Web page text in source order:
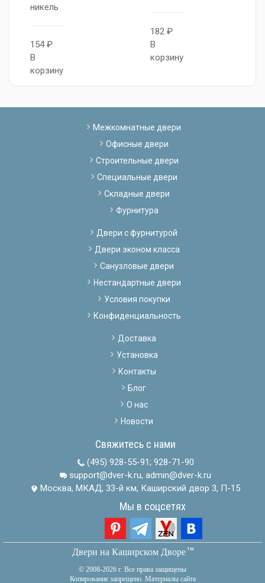
никель
154 ₽
В
корзину
182 ₽
В
корзину
Межкомнатные двери
Офисные двери
Строительные двери
Специальные двери
Складные двери
Фурнитура
Двери с фурнитурой
Двери эконом класса
Санузловые двери
Нестандартные двери
Условия покупки
Конфиденциальность
Доставка
Установка
Контакты
Блог
О нас
Новости
Свяжитесь с нами
(495) 928-55-91; 928-71-90
support@dver-k.ru, admin@dver-k.ru
Москва, МКАД, 33-й км, Каширский двор 3, П-15
Мы в соцсетях
Двери на Каширском Дворетм
© 2008-2026 г. Все права защищены
Копирование запрещено. Материалы сайта